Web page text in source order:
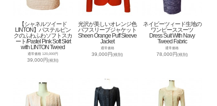
【シャネルツイード
LINTON】パステルピン
クのふわふわソフトスカ
ート/Pastel Pink Soft Skirt
with LINTON Tweed
通常価格 120,000円
39,000円(税別)
光沢が美しいオレンジ色
パフスリーブジャケット
Sheen Orange Puff Sleeve
Jacket
通常価格
39,000円(税別)
ネイビーツィード生地の
ワンピーススーツ
Dress Suit With Navy
Tweed Fabric
通常価格
78,000円(税別)